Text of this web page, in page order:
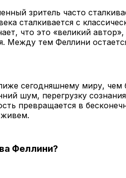
зритель часто
сталкивается с
что это «великий
Между тем Феллини
сегодняшнему миру, чем
шум, перегрузку
превращается в
Феллини?